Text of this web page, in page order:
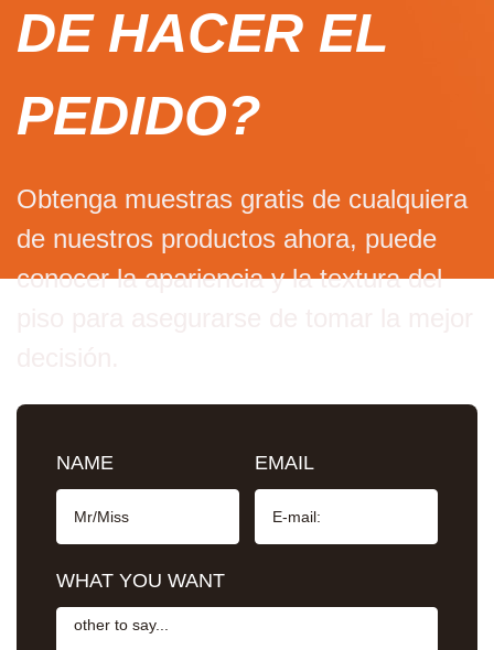
DE HACER EL
PEDIDO?
Obtenga muestras gratis de cualquiera
de nuestros productos ahora, puede
conocer la apariencia y la textura del
NAME EMAIL
WHAT YOU WANT